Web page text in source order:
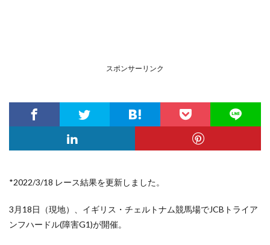
スポンサーリンク
*2022/3/18 レース結果を更新しました。
3月18日（現地）、イギリス・チェルトナム競馬場でJCBトライア
ンフハードル(障害G1)が開催。